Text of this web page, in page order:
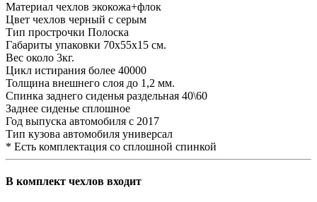
Материал чехлов экокожа+флок
Цвет чехлов черный с серым
Тип прострочки Полоска
Габариты упаковки 70х55х15 см.
Вес около 3кг.
Цикл истирания более 40000
Толщина внешнего слоя до 1,2 мм.
Спинка заднего сиденья раздельная 40\60
Заднее сиденье сплошное
Год выпуска автомобиля с 2017
Тип кузова автомобиля универсал
* Есть комплектация со сплошной спинкой
В комплект чехлов входит